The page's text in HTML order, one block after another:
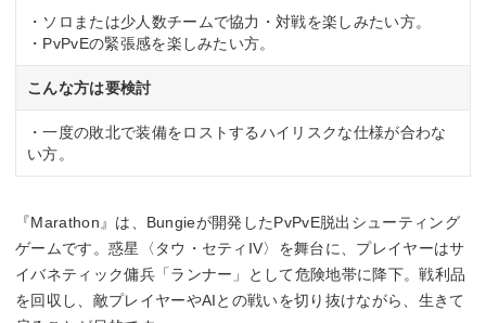
・ソロまたは少人数チームで協力・対戦を楽しみたい方。
・PvPvEの緊張感を楽しみたい方。
こんな方は要検討
・一度の敗北で装備をロストするハイリスクな仕様が合わな
い方。
『Marathon』は、Bungieが開発したPvPvE脱出シューティング
ゲームです。惑星〈タウ・セティIV〉を舞台に、プレイヤーはサ
イバネティック傭兵「ランナー」として危険地帯に降下。戦利品
を回収し、敵プレイヤーやAIとの戦いを切り抜けながら、生きて